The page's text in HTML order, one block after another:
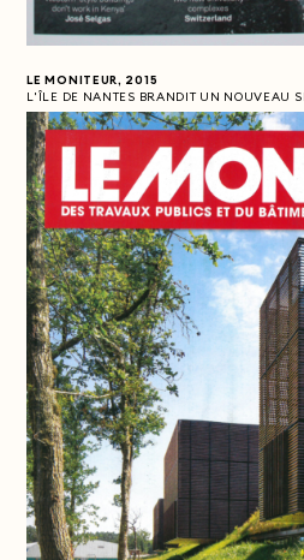
LE MONITEUR, 2015
L'ÎLE DE NANTES BRANDIT UN NOUVEAU